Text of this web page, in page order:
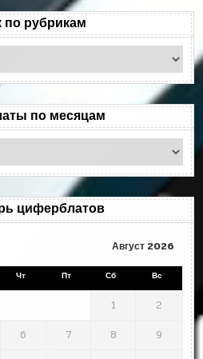
по рубрикам
по месяцам
циферблатов
Август 2026
Чт Пт Сб Вс
1
2
6 7 8
9